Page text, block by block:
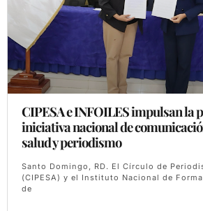
CIPESA e INFOILES impulsan la
iniciativa nacional de
salud y periodismo
Santo Domingo, RD. El Círculo de
(CIPESA) y el Instituto Nacional de
de